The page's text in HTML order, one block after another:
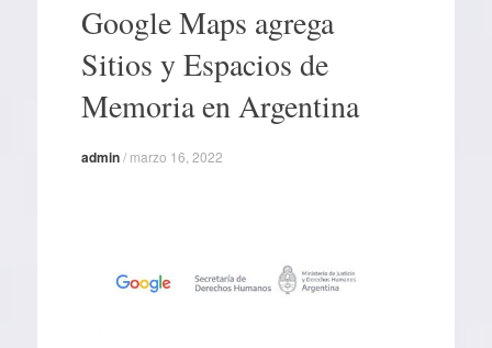
contenidoGoogle Maps agrega
Sitios y Espacios de
Memoria en Argentina
admin/ marzo 16, 2022